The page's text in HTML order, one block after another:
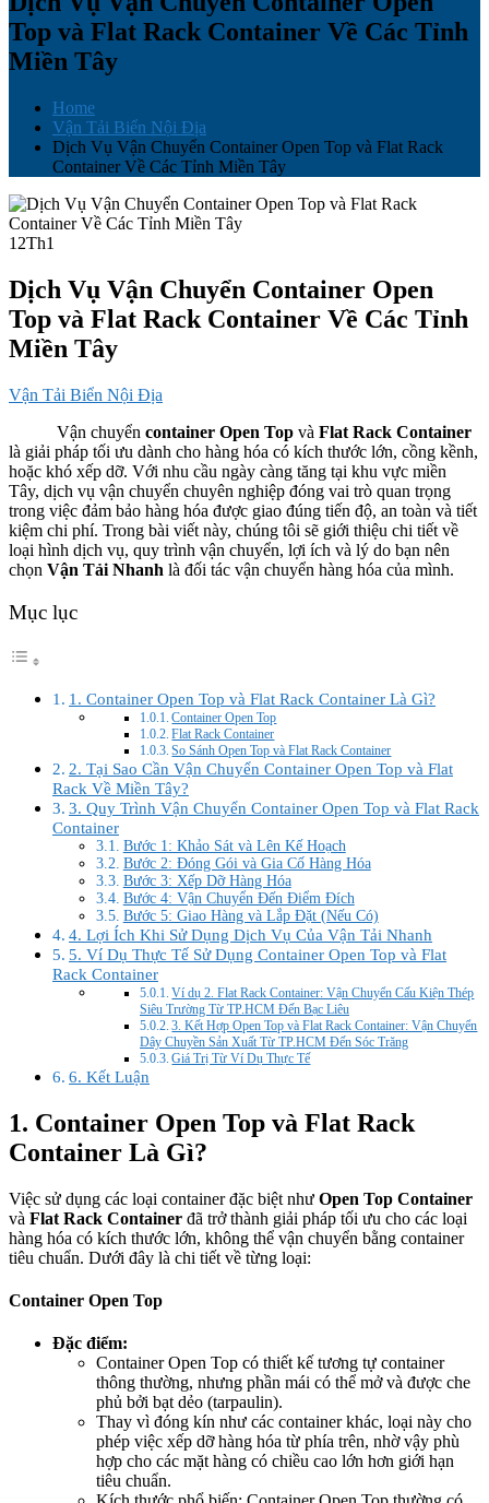
Top và Flat Rack Container Về Các Tỉnh
Miền Tây
Home
Vận Tải Biển Nội Địa
Dịch Vụ Vận Chuyển Container Open Top và Flat Rack
Container Về Các Tỉnh Miền Tây
12Th1
Dịch Vụ Vận Chuyển Container Open
Top và Flat Rack Container Về Các Tỉnh
Miền Tây
Vận Tải Biển Nội Địa
Vận chuyển container Open Top và Flat Rack Container
là giải pháp tối ưu dành cho hàng hóa có kích thước lớn, cồng kềnh,
hoặc khó xếp dỡ. Với nhu cầu ngày càng tăng tại khu vực miền
Tây, dịch vụ vận chuyển chuyên nghiệp đóng vai trò quan trọng
trong việc đảm bảo hàng hóa được giao đúng tiến độ, an toàn và tiết
kiệm chi phí. Trong bài viết này, chúng tôi sẽ giới thiệu chi tiết về
loại hình dịch vụ, quy trình vận chuyển, lợi ích và lý do bạn nên
chọn Vận Tải Nhanh là đối tác vận chuyển hàng hóa của mình.
Mục lục
1. Container Open Top và Flat Rack Container Là Gì?
Container Open Top
Flat Rack Container
So Sánh Open Top và Flat Rack Container
2. Tại Sao Cần Vận Chuyển Container Open Top và Flat
Rack Về Miền Tây?
3. Quy Trình Vận Chuyển Container Open Top và Flat Rack
Container
Bước 1: Khảo Sát và Lên Kế Hoạch
Bước 2: Đóng Gói và Gia Cố Hàng Hóa
Bước 3: Xếp Dỡ Hàng Hóa
Bước 4: Vận Chuyển Đến Điểm Đích
Bước 5: Giao Hàng và Lắp Đặt (Nếu Có)
4. Lợi Ích Khi Sử Dụng Dịch Vụ Của Vận Tải Nhanh
5. Ví Dụ Thực Tế Sử Dụng Container Open Top và Flat
Rack Container
Ví dụ 2. Flat Rack Container: Vận Chuyển Cấu Kiện Thép
Siêu Trường Từ TP.HCM Đến Bạc Liêu
3. Kết Hợp Open Top và Flat Rack Container: Vận Chuyển
Dây Chuyền Sản Xuất Từ TP.HCM Đến Sóc Trăng
Giá Trị Từ Ví Dụ Thực Tế
6. Kết Luận
1. Container Open Top và Flat Rack
Container Là Gì?
Việc sử dụng các loại container đặc biệt như Open Top Container
và Flat Rack Container đã trở thành giải pháp tối ưu cho các loại
hàng hóa có kích thước lớn, không thể vận chuyển bằng container
tiêu chuẩn. Dưới đây là chi tiết về từng loại:
Container Open Top
Đặc điểm:
Container Open Top có thiết kế tương tự container
thông thường, nhưng phần mái có thể mở và được che
phủ bởi bạt dẻo (tarpaulin).
Thay vì đóng kín như các container khác, loại này cho
phép việc xếp dỡ hàng hóa từ phía trên, nhờ vậy phù
hợp cho các mặt hàng có chiều cao lớn hơn giới hạn
tiêu chuẩn.